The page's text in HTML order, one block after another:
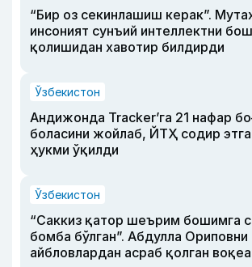
“Бир оз секинлашиш керак”.
инсоният сунъий интеллектни
қолишидан хавотир билдирди
Ўзбекистон
Андижонда Tracker’га 21 нафар
боласини жойлаб, ЙТҲ содир
ҳукми ўқилди
Ўзбекистон
“Саккиз қатор шеърим бошимга
бомба бўлган”. Абдулла Ориповни
айбловлардан асраб қолган воқеа